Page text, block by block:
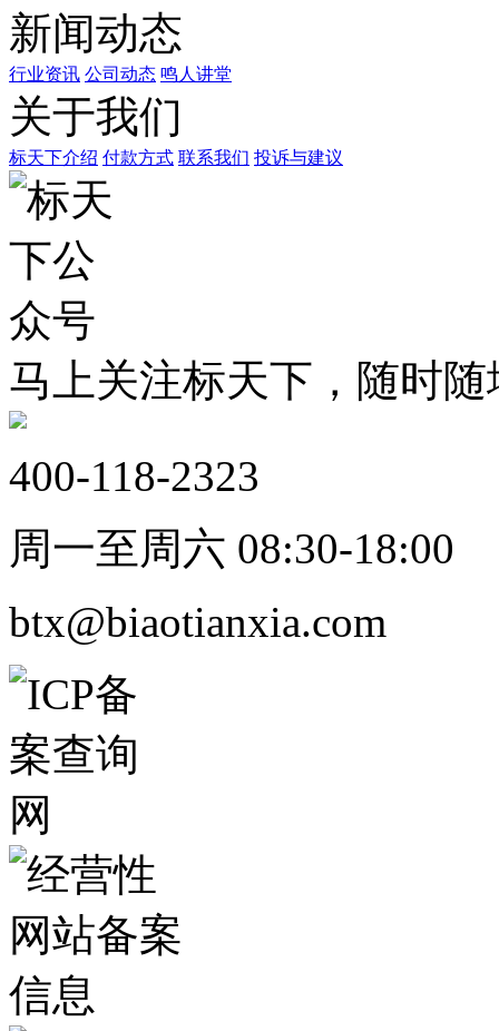
新闻动态
行业资讯 公司动态 鸣人讲堂
关于我们
标天下介绍 付款方式 联系我们 投诉与建议
马上关注标天下，随时
400-118-2323
周一至周六 08:30-18:00
btx@biaotianxia.com